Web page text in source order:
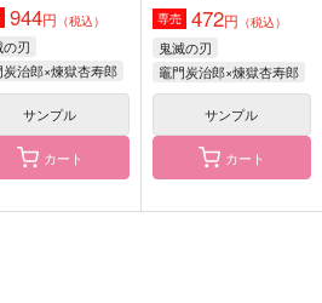
944円 （税込）
の刃
炭治郎×煉獄杏寿郎
サンプル
カート
専売 472円 （税込）
鬼滅の刃
竈門炭治郎×煉獄杏寿郎
サンプル
カート